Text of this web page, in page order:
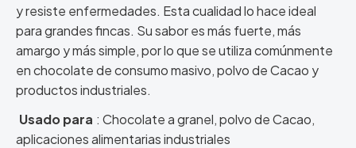
y resiste enfermedades. Esta cualidad lo hace ideal
para grandes fincas. Su sabor es más fuerte, más
amargo y más simple, por lo que se utiliza comúnmente
en chocolate de consumo masivo, polvo de Cacao y
productos industriales.
Usado para : Chocolate a granel, polvo de Cacao,
aplicaciones alimentarias industriales